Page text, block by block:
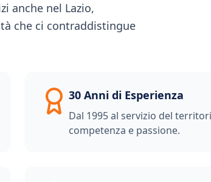
anche nel Lazio,
che ci contraddistingue
30 Anni di Esperienza
Dal 1995 al servizio del
competenza e passione.